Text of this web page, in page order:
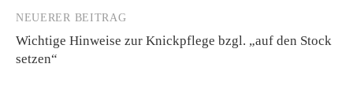
NEUERER BEITRAG
Wichtige Hinweise zur Knickpflege bzgl. „auf den Stock
setzen“